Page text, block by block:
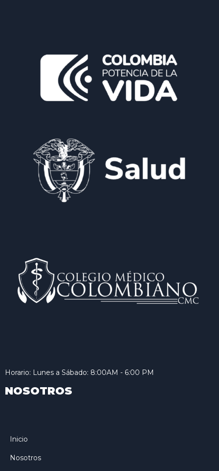
Horario: Lunes a Sábado: 8:00AM - 6:00 PM
NOSOTROS
Inicio
Nosotros